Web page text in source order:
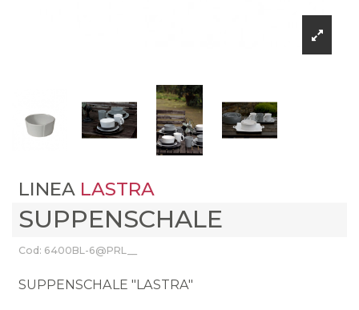
LINEA LASTRA
SUPPENSCHALE
Cod: 6400BL-6@PRL__
SUPPENSCHALE "LASTRA"